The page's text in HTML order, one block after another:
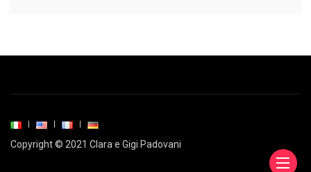
Copyright © 2021 Clara e Gigi Padovani